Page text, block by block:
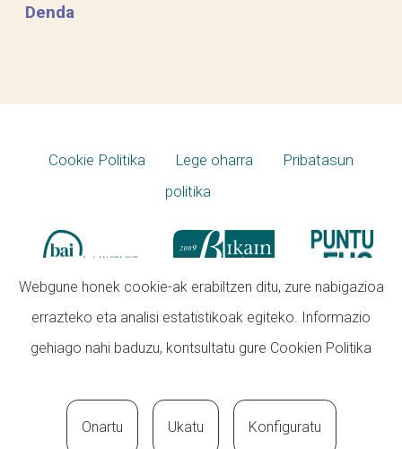
Denda
Cookie Politika Lege oharra
Pribatasun
politika
Webgune honek cookie-ak erabiltzen ditu, zure nabigazioa
errazteko eta analisi estatistikoak egiteko. Informazio
gehiago nahi baduzu, kontsultatu gure Cookien Politika
Onartu Ukatu Konfiguratu